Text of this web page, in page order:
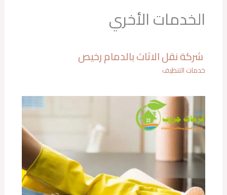
الخدمات الأخري
شركة نقل الاثاث بالدمام رخيص
خدمات التنظيف